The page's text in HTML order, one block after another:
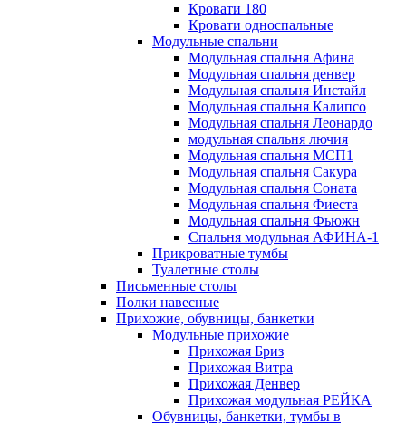
Кровати 180
Кровати односпальные
Модульные спальни
Модульная спальня Афина
Модульная спальня денвер
Модульная спальня Инстайл
Модульная спальня Калипсо
Модульная спальня Леонардо
модульная спальня лючия
Модульная спальня МСП1
Модульная спальня Сакура
Модульная спальня Соната
Модульная спальня Фиеста
Модульная спальня Фьюжн
Спальня модульная АФИНА-1
Прикроватные тумбы
Туалетные столы
Письменные столы
Полки навесные
Прихожие, обувницы, банкетки
Модульные прихожие
Прихожая Бриз
Прихожая Витра
Прихожая Денвер
Прихожая модульная РЕЙКА
Обувницы, банкетки, тумбы в